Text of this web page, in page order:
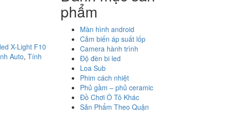
X-Light F10
Auto, Tính
phẩm
Màn hình android
Cảm biến áp suất lốp
Camera hành trình
Độ đèn bi led
Loa Sub
Phim cách nhiệt
Phủ gầm – phủ ceramic
Đồ Chơi Ô Tô Khác
Sản Phẩm Theo Quận